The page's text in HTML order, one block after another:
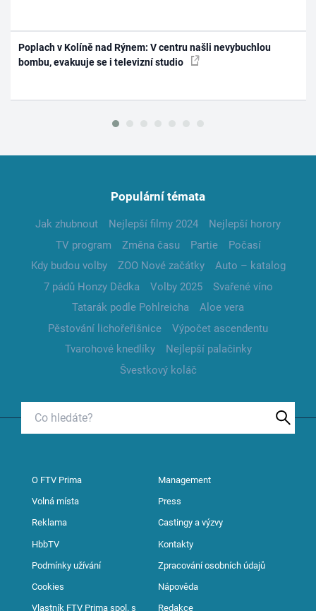
Poplach v Kolíně nad Rýnem: V centru našli nevybuchlou
bombu, evakuuje se i televizní studio
Populární témata
Jak zhubnout Nejlepší filmy 2024
Nejlepší horory
TV program
Změna času Partie
Počasí
Kdy budou volby
ZOO Nové začátky
Auto – katalog
7 pádů Honzy Dědka
Volby 2025
Svařené víno
Tatarák podle Pohlreicha
Aloe vera
Pěstování lichořeřišnice
Výpočet ascendentu
Tvarohové knedlíky
Nejlepší palačinky
Švestkový koláč
O FTV Prima Management
Volná místa Press
Reklama Castingy a výzvy
HbbTV Kontakty
Podmínky užívání Zpracování osobních údajů
Cookies Nápověda
Vlastník FTV Prima spol. s Redakce